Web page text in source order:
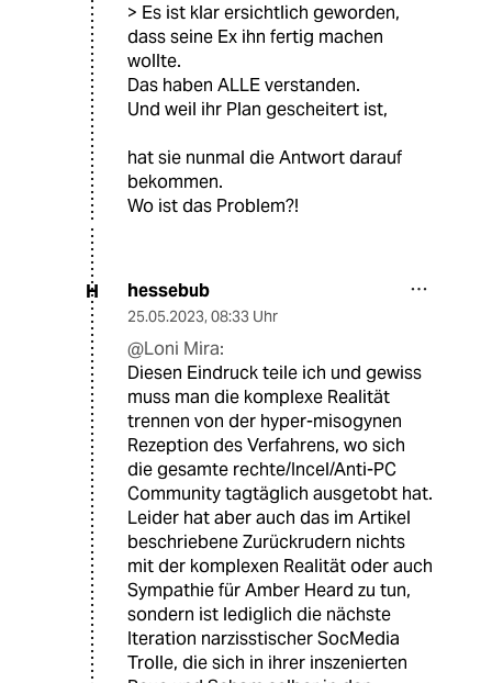
> Es ist klar ersichtlich geworden,
dass seine Ex ihn fertig machen
wollte.
Das haben ALLE verstanden.
Und weil ihr Plan gescheitert ist,
hat sie nunmal die Antwort darauf
bekommen.
Wo ist das Problem?!
H hessebub
25.05.2023, 08:33 Uhr
@Loni Mira:
Diesen Eindruck teile ich und gewiss
muss man die komplexe Realität
trennen von der hyper-misogynen
Rezeption des Verfahrens, wo sich
die gesamte rechte/Incel/Anti-PC
Community tagtäglich ausgetobt hat.
Leider hat aber auch das im Artikel
beschriebene Zurückrudern nichts
mit der komplexen Realität oder auch
Sympathie für Amber Heard zu tun,
sondern ist lediglich die nächste
Iteration narzisstischer SocMedia
Trolle, die sich in ihrer inszenierten